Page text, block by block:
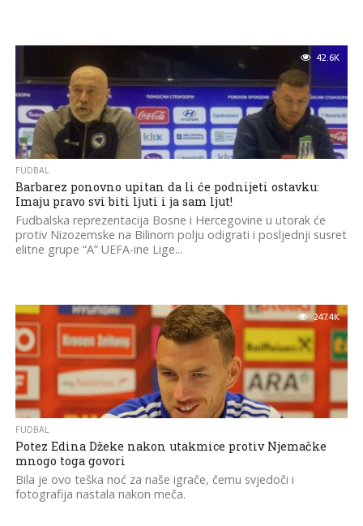
42.6K
FUDBAL
Barbarez ponovno upitan da li će podnijeti ostavku:
Imaju pravo svi biti ljuti i ja sam ljut!
Fudbalska reprezentacija Bosne i Hercegovine u utorak će
protiv Nizozemske na Bilinom polju odigrati i posljednji susret
elitne grupe “A” UEFA-ine Lige...
247.4K
FUDBAL
Potez Edina Džeke nakon utakmice protiv Njemačke
mnogo toga govori
Bila je ovo teška noć za naše igrače, čemu svjedoči i
fotografija nastala nakon meča.